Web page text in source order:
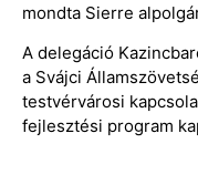
mondta Sierre
A delegáció
a Svájci
testvérvárosi
fejlesztési program